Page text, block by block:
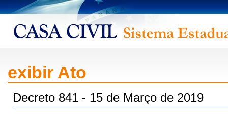
exibir Ato
Decreto 841 - 15 de Março de 2019